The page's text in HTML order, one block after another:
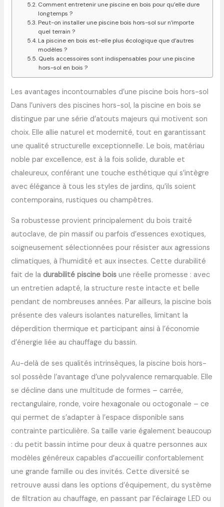
Comment entretenir une piscine en bois pour qu’elle dure
longtemps ?
Peut-on installer une piscine bois hors-sol sur n’importe
quel terrain ?
La piscine en bois est-elle plus écologique que d’autres
modèles ?
Quels accessoires sont indispensables pour une piscine
hors-sol en bois ?
Les avantages incontournables d’une piscine bois hors-sol
Dans l’univers des piscines hors-sol, la piscine en bois se
distingue par une série d’atouts majeurs qui motivent son
choix. Elle allie naturel et modernité, tout en garantissant
une qualité structurelle exceptionnelle. Le bois, matériau
noble par excellence, est à la fois solide, durable et
chaleureux, conférant une touche esthétique qui s’intègre
avec élégance à tous les styles de jardins, qu’ils soient
contemporains, rustiques ou champêtres.
Sa robustesse provient principalement du bois traité
autoclave, de pin massif ou parfois d’essences exotiques,
soigneusement sélectionnées pour résister aux agressions
climatiques, à l’humidité et aux insectes. Cette durabilité
fait de ladurabilité piscine bois une réelle promesse : avec
un entretien adapté, la structure reste intacte et belle
pendant de nombreuses années. Par ailleurs, la piscine bois
présente des valeurs isolantes naturelles, limitant la
déperdition thermique et participant ainsi à l’économie
d’énergie liée au chauffage du bassin.
Au-delà de ses qualités intrinsèques, la piscine bois hors-
sol possède l’avantage d’une polyvalence remarquable. Elle
se décline dans une multitude de formes – carrée,
rectangulaire, ronde, voire hexagonale ou octogonale – ce
qui permet de s’adapter à l’espace disponible sans
contrainte particulière. Sa taille varie également beaucoup
: du petit bassin intime pour deux à quatre personnes aux
modèles généreux capables d’accueillir confortablement
une grande famille ou des invités. Cette diversité se
retrouve aussi dans les options d’équipement, du système
de filtration au chauffage, en passant par l’éclairage LED ou